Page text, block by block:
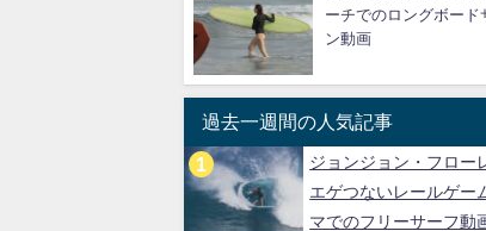
ーチでのロングボード
ン動画
過去一週間の人気記事
ジョンジョン・フロー
エゲつないレールゲー
マでのフリーサーフ動